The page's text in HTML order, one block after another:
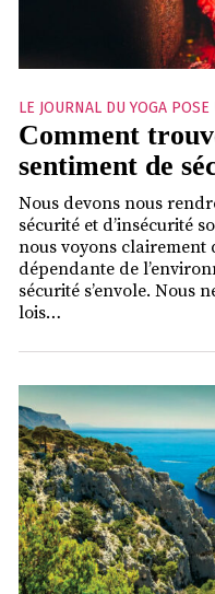
LE JOURNAL DU YOGA
Comment
sentiment de
Nous devons nous
sécurité et d’insécurité
nous voyons clairement
dépendante de
sécurité s’envole. Nous
lois…